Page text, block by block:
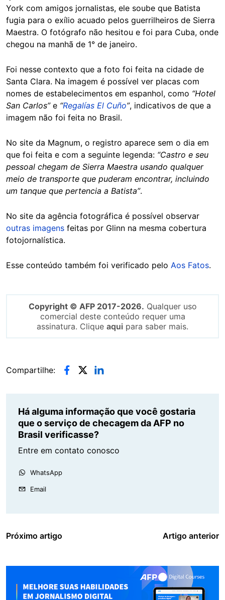
York com amigos jornalistas, ele soube que Batista
fugia para o exílio acuado pelos guerrilheiros de Sierra
Maestra. O fotógrafo não hesitou e foi para Cuba, onde
chegou na manhã de 1° de janeiro.
Foi nesse contexto que a foto foi feita na cidade de
Santa Clara. Na imagem é possível ver placas com
nomes de estabelecimentos em espanhol, como “Hotel
San Carlos”e “Regalías El Cuño”, indicativos de que a
imagem não foi feita no Brasil.
No site da Magnum, o registro aparece sem o dia em
que foi feita e com a seguinte legenda: “Castro e seu
pessoal chegam de Sierra Maestra usando qualquer
meio de transporte que puderam encontrar, incluindo
um tanque que pertencia a Batista”.
No site da agência fotográfica é possível observar
outras imagens feitas por Glinn na mesma cobertura
fotojornalística.
Esse conteúdo também foi verificado pelo Aos Fatos.
Copyright © AFP 2017-2026. Qualquer uso
comercial deste conteúdo requer uma
assinatura. Clique aqui para saber mais.
Compartilhe:
Há alguma informação que você gostaria
que o serviço de checagem da AFP no
Brasil verificasse?
Entre em contato conosco
WhatsApp
Email
Próximo artigo Artigo anterior